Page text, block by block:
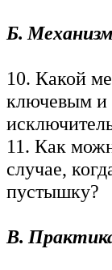
Б.
10. Какой
ключевым и
11. Как
случае,
пустышку?
В.